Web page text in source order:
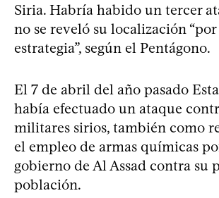
Siria. Habría habido un tercer
no se reveló su localización
estrategia”, según el Pentágono.
El 7 de abril del año pasado
había efectuado un ataque
militares sirios, también como
el empleo de armas químicas
gobierno de Al Assad contra su
población.